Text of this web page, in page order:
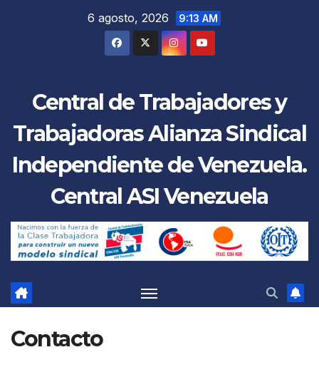
6 agosto, 2026 9:13 AM
Central de Trabajadores y
Trabajadoras Alianza Sindical
Independiente de Venezuela.
Central ASI Venezuela
Contacto